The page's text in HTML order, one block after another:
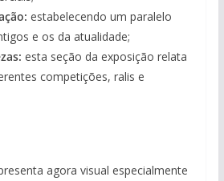
estabelecendo um paralelo
e os da atualidade;
esta seção da exposição relata
competições, ralis e
agora visual especialmente